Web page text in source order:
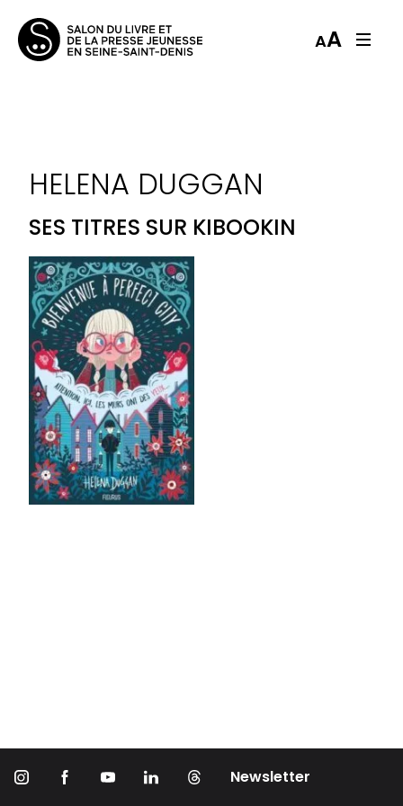
AA
HELENA DUGGAN
SES TITRES SUR KIBOOKIN
Newsletter